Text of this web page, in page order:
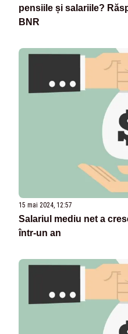
pensiile și salariile?
BNR
15 mai 2024, 12:57
Salariul mediu net a
într-un an